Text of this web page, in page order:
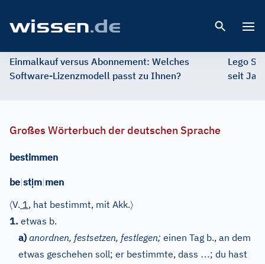
Einmalkauf versus Abonnement: Welches
Software-Lizenzmodell passt zu Ihnen?
Lego
seit
Großes Wörterbuch der deutschen Sprache
bestimmen
be|stịm|men
〈V. 1, hat bestimmt, mit Akk.〉
1. etwas b.
a) anordnen, festsetzen, festlegen; einen Tag b., an dem
etwas geschehen soll; er bestimmte, dass …; du hast